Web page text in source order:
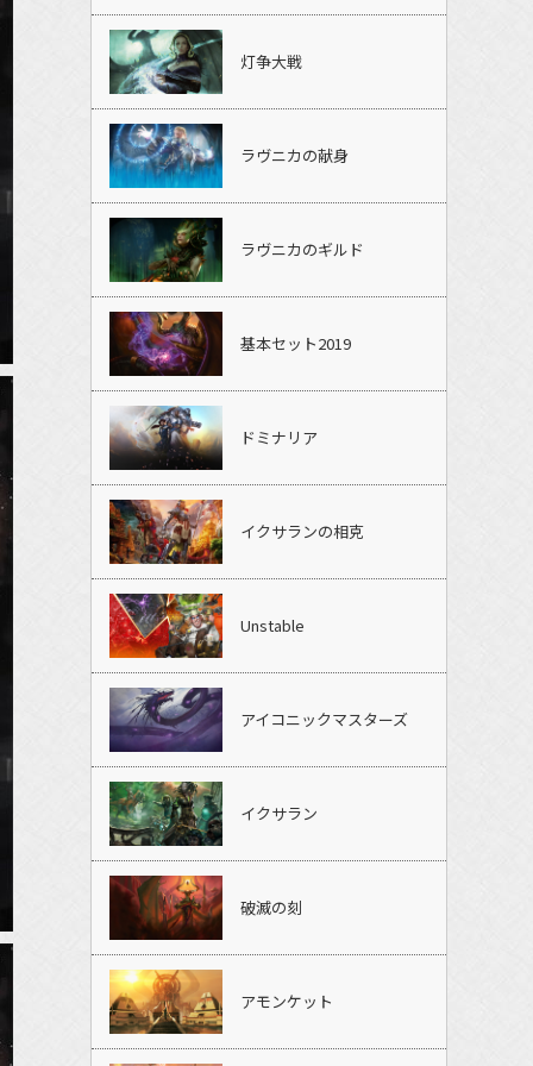
灯争大戦
ラヴニカの献身
ラヴニカのギルド
基本セット2019
ドミナリア
イクサランの相克
Unstable
アイコニックマスターズ
イクサラン
破滅の刻
アモンケット